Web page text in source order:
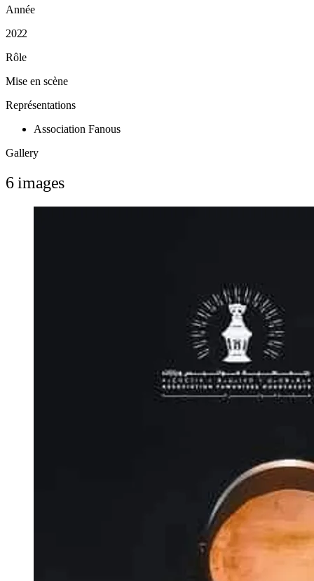
Année
2022
Rôle
Mise en scène
Représentations
Association Fanous
Gallery
6 images